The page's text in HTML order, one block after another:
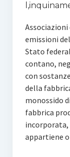
emissioni
Stato
contano,
con
della
monossido
fabbrica
incorporata,
appartiene